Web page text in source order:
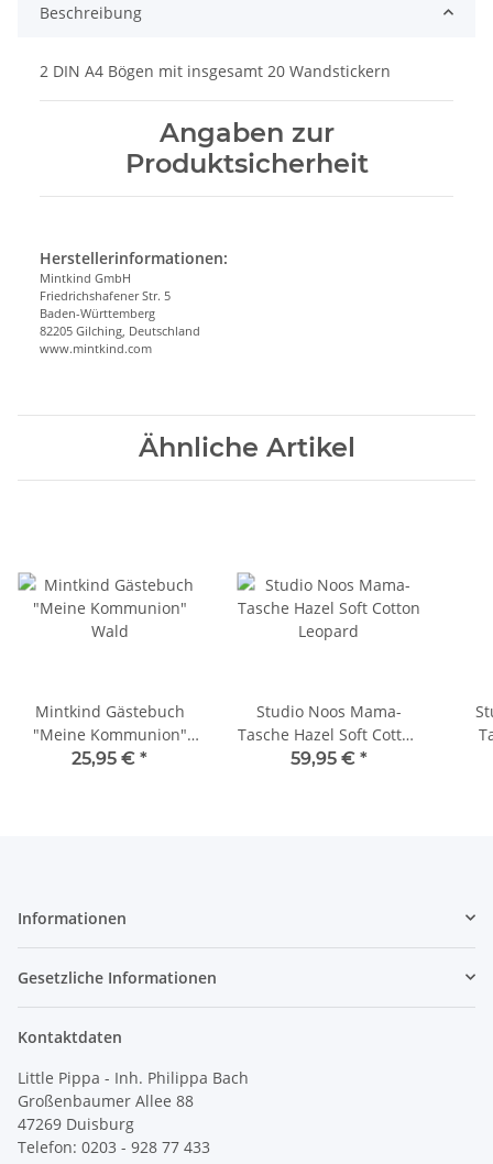
Beschreibung
2 DIN A4 Bögen mit insgesamt 20 Wandstickern
Angaben zur
Produktsicherheit
Herstellerinformationen:
Mintkind GmbH
Friedrichshafener Str. 5
Baden-Württemberg
82205 Gilching, Deutschland
www.mintkind.com
Ähnliche Artikel
Mintkind Gästebuch
"Meine Kommunion"
Wald
25,95 € *
Studio Noos Mama-
Tasche Hazel Soft Cotton
Leopard
59,95 € *
Informationen
Gesetzliche Informationen
Kontaktdaten
Little Pippa - Inh. Philippa Bach
Großenbaumer Allee 88
47269 Duisburg
Telefon: 0203 - 928 77 433